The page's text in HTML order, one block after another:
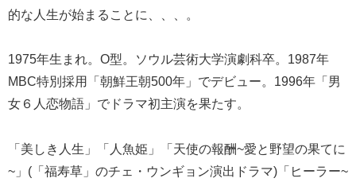
的な人生が始まることに、、、。
1975年生まれ。O型。ソウル芸術大学演劇科卒。1987年
MBC特別採用「朝鮮王朝500年」でデビュー。1996年「男
女６人恋物語」でドラマ初主演を果たす。
「美しき人生」「人魚姫」「天使の報酬~愛と野望の果てに
~」(「福寿草」のチェ・ウンギョン演出ドラマ)「ヒーラー~